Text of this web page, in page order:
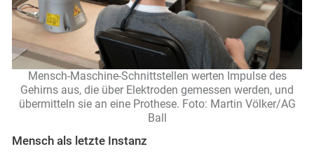
Mensch-Maschine-Schnittstellen werten Impulse des
Gehirns aus, die über Elektroden gemessen werden, und
übermitteln sie an eine Prothese. Foto: Martin Völker/AG
Ball
Mensch als letzte Instanz